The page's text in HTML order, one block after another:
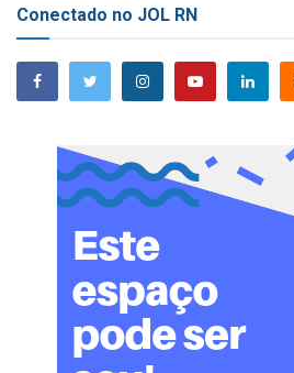
Conectado no JOL RN